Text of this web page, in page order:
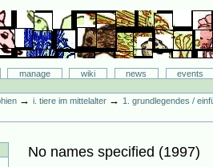
manage wiki news
events
→i. tiere im mittelalter →1. grundlegendes /
No names specified (1997)